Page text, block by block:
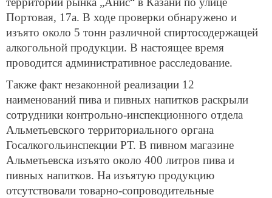
Портовая, 17а. В ходе проверки обнаружено и
изъято около 5 тонн различной спиртосодержащей
алкогольной продукции. В настоящее время
проводится административное расследование.
Также факт незаконной реализации 12
наименований пива и пивных напитков раскрыли
сотрудники контрольно-инспекционного отдела
Альметьевского территориального органа
Госалкогольинспекции РТ. В пивном магазине
Альметьевска изъято около 400 литров пива и
пивных напитков. На изъятую продукцию
отсутствовали товарно-сопроводительные